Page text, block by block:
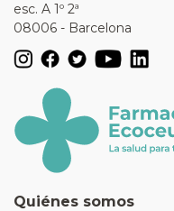
esc. A 1º 2ª
08006 - Barcelona
Quiénes somos